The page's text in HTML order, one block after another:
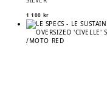
1 100 kr